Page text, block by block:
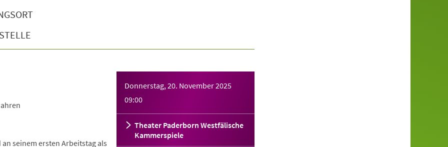
Donnerstag, 20. November 2025
09:00
Theater Paderborn Westfälische
Kammerspiele
seinem ersten Arbeitstag als